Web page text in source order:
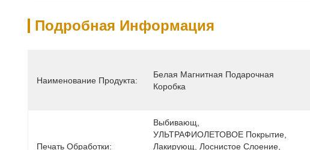
Подробная Информация
Наименование Продукта:
Белая Магнитная Подарочная
Коробка
Печать Обработки:
Выбивающ,
УЛЬТРАФИОЛЕТОВОЕ Покрытие,
Лакирующ, Лоснистое Слоение,